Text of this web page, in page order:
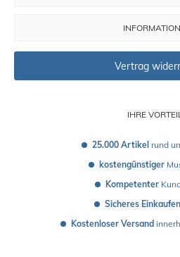
IHRE
25.000 Artikel rund
kostengünstiger
Kompetenter
Sicheres Einkaufen
Kostenloser Versand
Vertrag